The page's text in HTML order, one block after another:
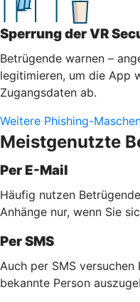
Sperrung der VR
Betrügende warnen –
legitimieren, um die App
Zugangsdaten ab.
Weitere Phishing-
Meistgenutzte
Per E-Mail
Häufig nutzen
Anhänge nur, wenn Sie
Per SMS
Auch per SMS
bekannte Person